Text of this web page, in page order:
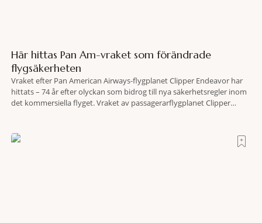
Här hittas Pan Am-vraket som förändrade
flygsäkerheten
Vraket efter Pan American Airways-flygplanet Clipper Endeavor har
hittats – 74 år efter olyckan som bidrog till nya säkerhetsregler inom
det kommersiella flyget. Vraket av passagerarflygplanet Clipper
lokaliserades den 2 juni i år med hjälp